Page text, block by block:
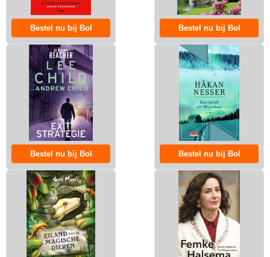
Bestel nu bij Bol Bestel nu bij Bol
Bestel nu bij Bol Bestel nu bij Bol